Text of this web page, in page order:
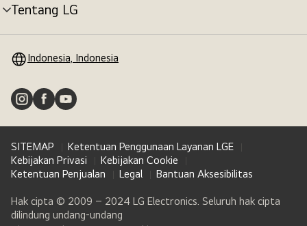
Tentang LG
tombol
Indonesia, Indonesia
SITEMAP
Ketentuan Penggunaan Layanan LGE
Kebijakan Privasi
Kebijakan Cookie
Ketentuan Penjualan
Legal Bantuan Aksesibilitas
Hak cipta © 2009 – 2024 LG Electronics. Seluruh hak cipta
dilindung undang-undang